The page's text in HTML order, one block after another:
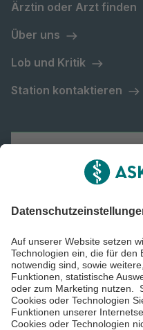
Ärztin oder Arzt finden
Über uns
Lob und Kritik
Station kontaktieren
Asklepios Gruppe